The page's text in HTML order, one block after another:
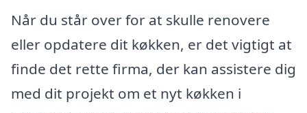
Når du står over for at skulle renovere
eller opdatere dit køkken, er det vigtigt at
finde det rette firma, der kan assistere dig
med dit projekt om et nyt køkken i